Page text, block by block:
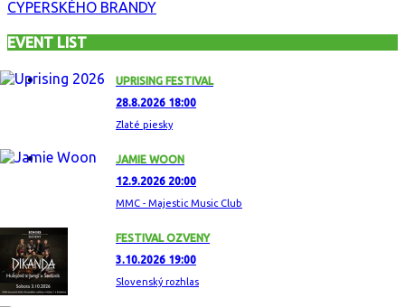
CYPERSKÉHO BRANDY
EVENT LIST
UPRISING FESTIVAL
28.8.2026 18:00
Zlaté piesky
JAMIE WOON
12.9.2026 20:00
MMC - Majestic Music Club
FESTIVAL OZVENY
3.10.2026 19:00
Slovenský rozhlas